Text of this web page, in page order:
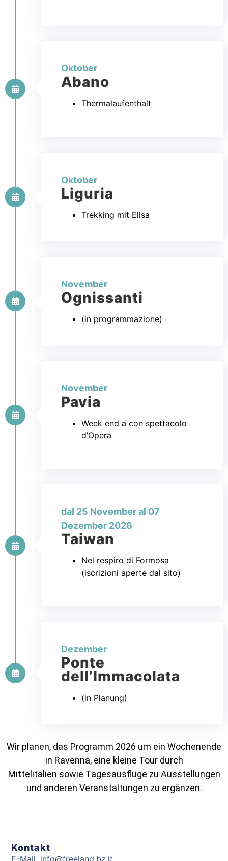
Oktober
Abano
Thermalaufenthalt
Oktober
Liguria
Trekking mit Elisa
November
Ognissanti
(in programmazione)
November
Pavia
Week end a con spettacolo
d’Opera
dal 25 November al 07
Dezember 2026
Taiwan
Nel respiro di Formosa
(iscrizioni aperte dal sito)
Dezember
Ponte
dell’Immacolata
(in Planung)
Wir planen, das Programm 2026 um ein Wochenende
in Ravenna, eine kleine Tour durch
Mittelitalien sowie Tagesausflüge zu Ausstellungen
und anderen Veranstaltungen zu ergänzen.
Kontakt
E-Mail: info@freeland.bz.it